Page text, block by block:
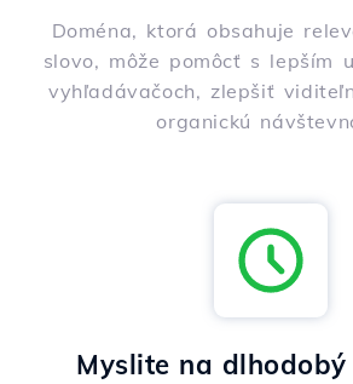
Doména, ktorá obsahuje
slovo, môže pomôcť s lepším
vyhľadávačoch, zlepšiť
organickú
Myslite na